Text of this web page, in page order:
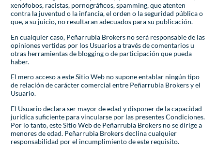
xenófobos, racistas, pornográficos, spamming, que atenten
contra la juventud o la infancia, el orden o la seguridad pública o
que, a su juicio, no resultaran adecuados para su publicación.
En cualquier caso, Peñarrubia Brokers no será responsable de las
opiniones vertidas por los Usuarios a través de comentarios u
otras herramientas de blogging o de participación que pueda
haber.
El mero acceso a este Sitio Web no supone entablar ningún tipo
de relación de carácter comercial entre Peñarrubia Brokers y el
Usuario.
El Usuario declara ser mayor de edad y disponer de la capacidad
jurídica suficiente para vincularse por las presentes Condiciones.
Por lo tanto, este Sitio Web de Peñarrubia Brokers no se dirige a
menores de edad. Peñarrubia Brokers declina cualquier
responsabilidad por el incumplimiento de este requisito.